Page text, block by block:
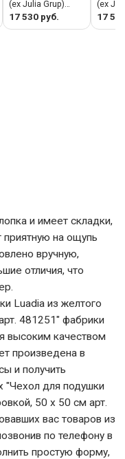
(ех Julia Grup)
Чехол для
подушки Luadia
17 530 руб.
(ех
Чехол
17
и имеет складки,
на ощупь
вручную,
отличия, что
Luadia из желтого
481251" фабрики
высоким качеством
произведена в
и получить
"Чехол для подушки
50 x 50 см арт.
вас товаров из
по телефону в
простую форму,